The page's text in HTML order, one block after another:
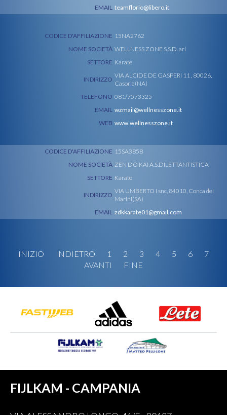
EMAIL teamflorio@libero.it
CODICE D'AFFILIAZIONE 15NA2762
NOME SOCIETÀ WELLNESS ZONE S.S.D. arl
SETTORE Karate
INDIRIZZO
VIA ALCIDE DE GASPERI 11 , 80026,
Casoria(NA)
TELEFONO 081/7573325
EMAIL wzmail@wellnesszone.it
WEB www.wellnesszone.it
CODICE D'AFFILIAZIONE 15SA3858
NOME SOCIETÀ ZEN DO KAI A.S.DILETTANTISTICA
SETTORE Karate
INDIRIZZO
VIA UMBERTO I snc, 84010, Conca dei
Marini(SA)
EMAIL zdkkarate01@gmail.com
INIZIO INDIETRO 1 2 3 4 5 6
7
AVANTI
FINE
FIJLKAM - CAMPANIA